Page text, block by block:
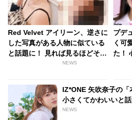
Red Velvet アイリーン、逆さに
した写真がある人物に似ている
と話題に！ 見れば見るほどそっ
くりな２人にファンは驚愕
NEWS
プデ
く可
た！
振付
IZ*ONE 矢吹奈子の「
小さくてかわいいと
NEWS